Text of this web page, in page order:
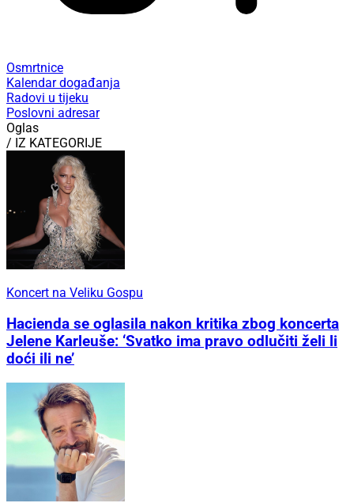
Osmrtnice
Kalendar događanja
Radovi u tijeku
Poslovni adresar
Oglas
/ IZ KATEGORIJE
Koncert na Veliku Gospu
Hacienda se oglasila nakon kritika zbog koncerta
Jelene Karleuše: ‘Svatko ima pravo odlučiti želi li
doći ili ne’